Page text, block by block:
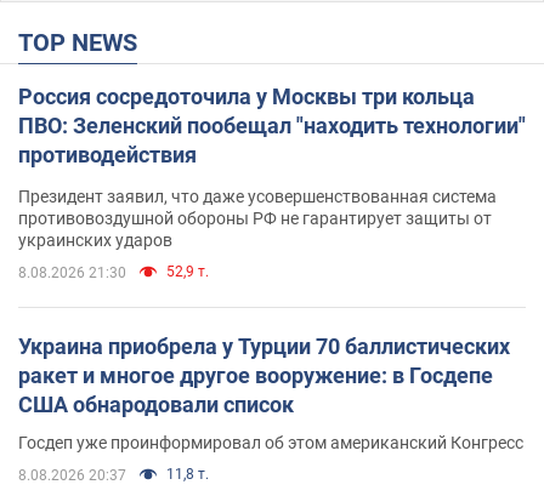
TOP NEWS
Россия сосредоточила у Москвы три кольца
ПВО: Зеленский пообещал "находить технологии"
противодействия
Президент заявил, что даже усовершенствованная система
противовоздушной обороны РФ не гарантирует защиты от
украинских ударов
8.08.2026 21:30 52,9 т.
Украина приобрела у Турции 70 баллистических
ракет и многое другое вооружение: в Госдепе
США обнародовали список
Госдеп уже проинформировал об этом американский Конгресс
8.08.2026 20:37 11,8 т.